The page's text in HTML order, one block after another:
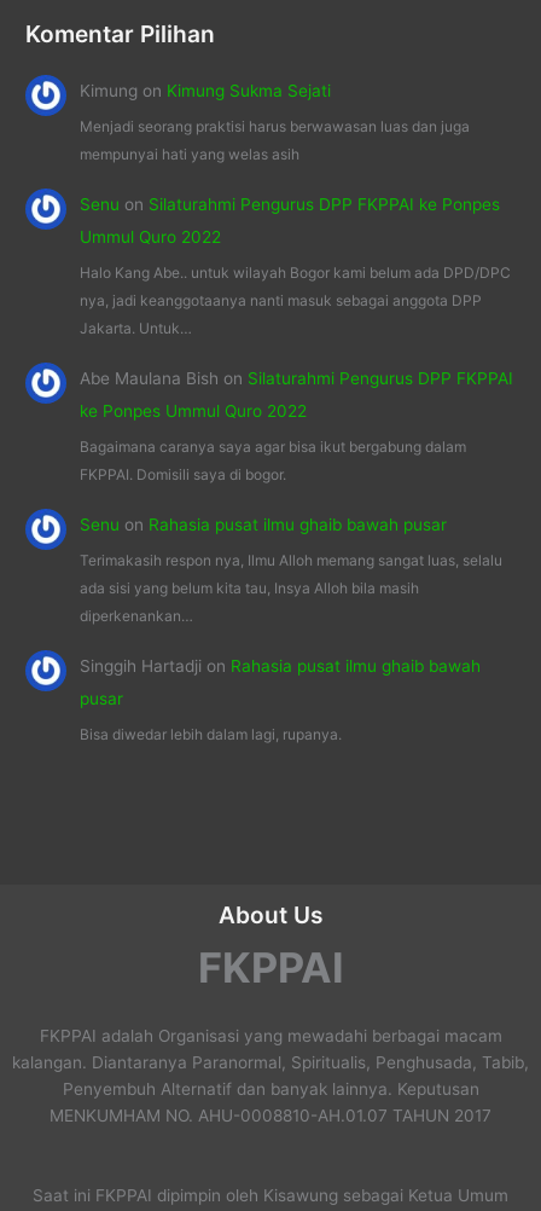
Komentar Pilihan
Kimung on Kimung Sukma Sejati
Menjadi seorang praktisi harus berwawasan luas dan juga
mempunyai hati yang welas asih
Senu on Silaturahmi Pengurus DPP FKPPAI ke Ponpes
Ummul Quro 2022
Halo Kang Abe.. untuk wilayah Bogor kami belum ada DPD/DPC
nya, jadi keanggotaanya nanti masuk sebagai anggota DPP
Jakarta. Untuk…
Abe Maulana Bish on Silaturahmi Pengurus DPP FKPPAI
ke Ponpes Ummul Quro 2022
Bagaimana caranya saya agar bisa ikut bergabung dalam
FKPPAI. Domisili saya di bogor.
Senu on Rahasia pusat ilmu ghaib bawah pusar
Terimakasih respon nya, Ilmu Alloh memang sangat luas, selalu
ada sisi yang belum kita tau, Insya Alloh bila masih
diperkenankan…
Singgih Hartadjion Rahasia pusat ilmu ghaib bawah
pusar
Bisa diwedar lebih dalam lagi, rupanya.
About Us
FKPPAI
FKPPAI adalah Organisasi yang mewadahi berbagai macam
kalangan. Diantaranya Paranormal, Spiritualis, Penghusada, Tabib,
Penyembuh Alternatif dan banyak lainnya. Keputusan
MENKUMHAM NO. AHU-0008810-AH.01.07 TAHUN 2017
Saat ini FKPPAI dipimpin oleh Kisawung sebagai Ketua Umum